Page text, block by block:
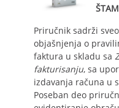
Priručnik sadrži
objašnjenja o
faktura u skladu sa
fakturisanju, sa
izdavanja računa u
Poseban deo